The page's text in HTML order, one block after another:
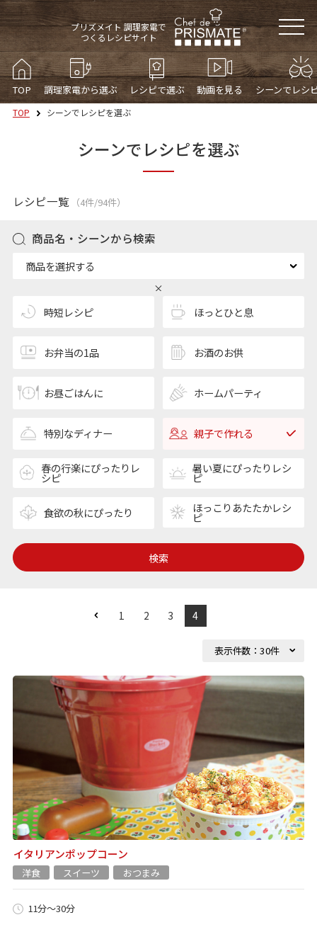
プリズメイト 調理家電で
つくるレシピサイト
TOP 調理家電から選ぶ レシピで選ぶ シーンでレシ
動画を見る
TOP シーンでレシピを選ぶ
シーンでレシピを選ぶ
レシピ一覧 （4件/94件）
商品名・シーンから検索
商品を選択する
時短レシピ ほっとひと息
お弁当の1品 お酒のお供
お昼ごはんに ホームパーティ
特別なディナー 親子で作れる
春の行楽にぴったりレ
シピ
暑い夏にぴったりレシ
ピ
食欲の秋にぴったり ほっこりあたたかレシ
ピ
検索
1 2 3 4
イタリアンポップコーン
洋食 スイーツ おつまみ
11分～30分